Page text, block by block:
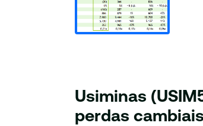
Usiminas
perdas cambiais